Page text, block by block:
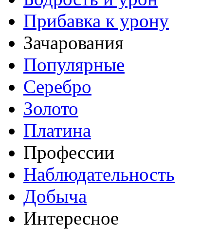
Прибавка к урону
Зачарования
Популярные
Серебро
Золото
Платина
Профессии
Наблюдательность
Добыча
Интересное